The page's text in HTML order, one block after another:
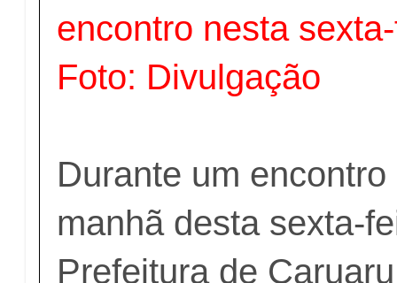
encontro nesta
Foto: Divulgação
Durante um
manhã desta sexta-
Prefeitura de